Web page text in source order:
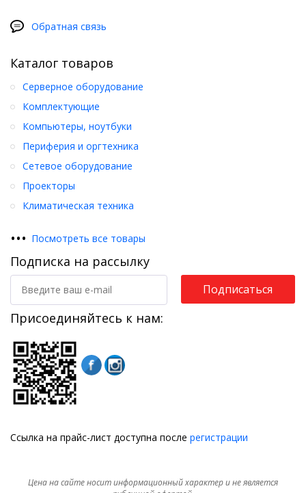
Обратная связь
Каталог товаров
Серверное оборудование
Комплектующие
Компьютеры, ноутбуки
Периферия и оргтехника
Сетевое оборудование
Проекторы
Климатическая техника
••• Посмотреть все товары
Подписка на рассылку
Подписаться
Присоединяйтесь к нам:
Ссылка на прайс-лист доступна после регистрации
Цена на сайте носит информационный характер и не является